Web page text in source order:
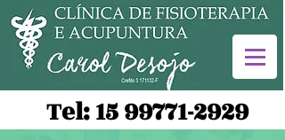
Tel:15 99771-2929